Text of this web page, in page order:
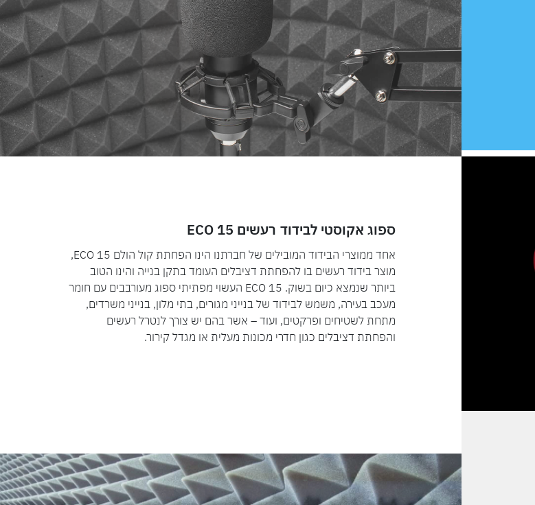
ספוג אקוסטי לבידוד רעשים ECO 15
אחד ממוצרי הבידוד המובילים של חברתנו הינו הפחתת קול הולם ECO 15,
מוצר בידוד רעשים בו להפחתת דציבלים העומד בתקן בנייה והינו הטוב
ביותר שנמצא כיום בשוק. ECO 15 העשוי מפתיתי ספוג מעורבבים עם חומר
מעכב בעירה, משמש לבידוד של בנייני מגורים, בתי מלון, בנייני משרדים,
מתחת לשטיחים ופרקטים, ועוד – אשר בהם יש צורך לנטרל רעשים
והפחתת דציבלים כגון חדרי מכונות מעלית או מגדל קירור.